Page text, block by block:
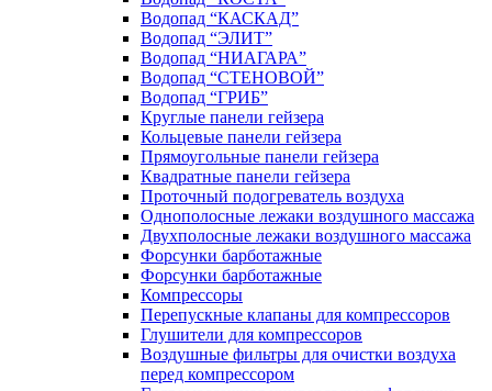
Водопад “КАСКАД”
Водопад “ЭЛИТ”
Водопад “НИАГАРА”
Водопад “СТЕНОВОЙ”
Водопад “ГРИБ”
Круглые панели гейзера
Кольцевые панели гейзера
Прямоугольные панели гейзера
Квадратные панели гейзера
Проточный подогреватель воздуха
Однополосные лежаки воздушного массажа
Двухполосные лежаки воздушного массажа
Форсунки барботажные
Форсунки барботажные
Компрессоры
Перепускные клапаны для компрессоров
Глушители для компрессоров
Воздушные фильтры для очистки воздуха
перед компрессором